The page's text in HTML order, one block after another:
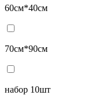
60см*40см
70см*90см
набор 10шт